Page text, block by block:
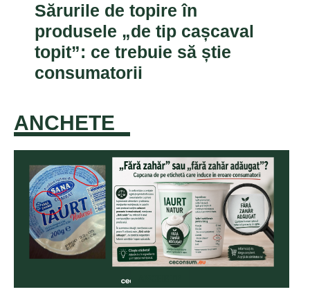
Sărurile de topire în
produsele „de tip cașcaval
topit”: ce trebuie să știe
consumatorii
ANCHETE